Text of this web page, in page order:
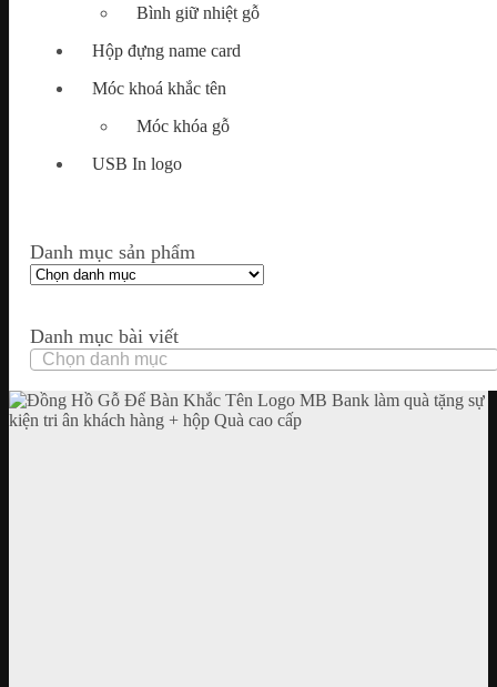
Bình giữ nhiệt gỗ
Hộp đựng name card
Móc khoá khắc tên
Móc khóa gỗ
USB In logo
Danh mục sản phẩm
Danh mục bài viết
Danh
mục
bài
viết